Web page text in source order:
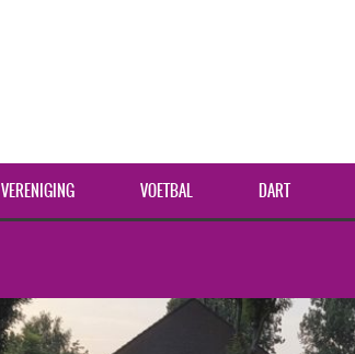
VERENIGING VOETBAL DART